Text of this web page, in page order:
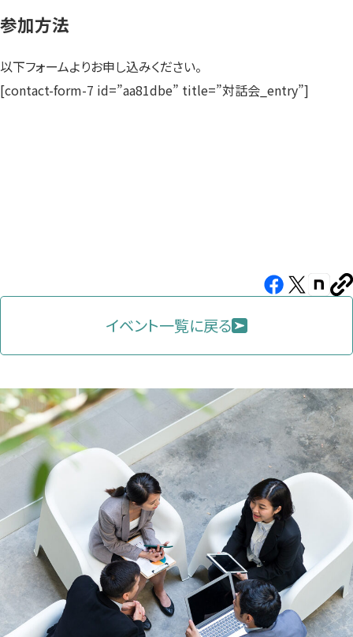
参加方法
以下フォームよりお申し込みください。
[contact-form-7 id=”aa81dbe” title=”対話会_entry”]
Facebook（新
し
で
ま
す）
X（新
し
で
開
き
す）
note（新
し
で
開
き
ま
す）
イベント一覧に戻る